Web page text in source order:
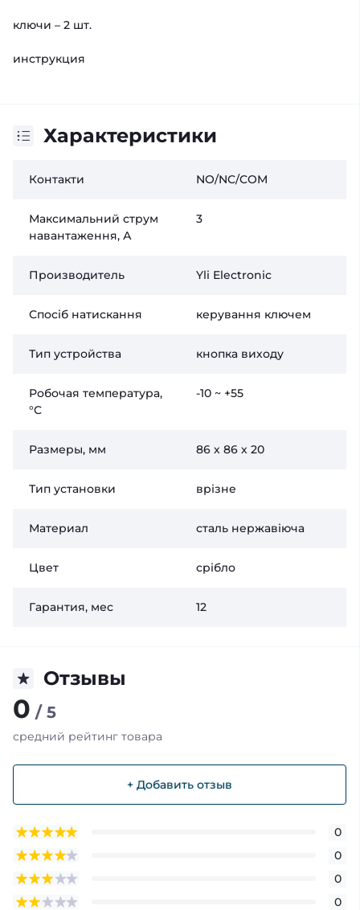
ключи – 2 шт.
инструкция
Характеристики
Контакти NO/NC/COM
Максимальний струм
навантаження, А
3
Производитель Yli Electronic
Спосіб натискання керування ключем
Тип устройства кнопка виходу
Робочая температура,
°C
-10 ~ +55
Размеры, мм 86 х 86 х 20
Тип установки врізне
Материал сталь нержавіюча
Цвет срібло
Гарантия, мес 12
Отзывы
0 / 5
средний рейтинг товара
+ Добавить отзыв
0
0
0
0